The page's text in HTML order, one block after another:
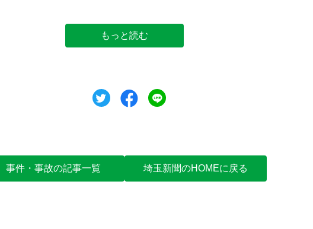
もっと読む
ツイートシェア
事件・事故の記事一覧 埼玉新聞のHOMEに戻る